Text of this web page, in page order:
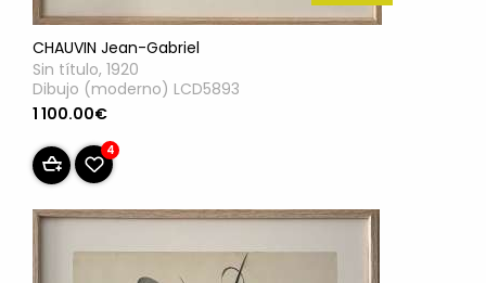
CHAUVIN Jean-Gabriel
Sin título, 1920
Dibujo (moderno) LCD5893
1 100.00€
4